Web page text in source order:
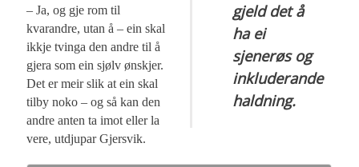
gjeld det å
ha ei
sjenerøs og
inkluderande
haldning.
– Ja, og gje rom til
kvarandre, utan å – ein skal
ikkje tvinga den andre til å
gjera som ein sjølv ønskjer.
Det er meir slik at ein skal
tilby noko – og så kan den
andre anten ta imot eller la
vere, utdjupar Gjersvik.